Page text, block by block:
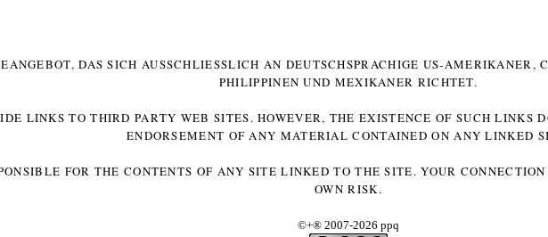
DAS SICH AUSSCHLIESSLICH AN DEUTSCHSPRACHIGE US-AMERIKANER,
HILIPPINEN UND MEXIKANER RICHTET.
LINKS TO THIRD PARTY WEB SITES. HOWEVER, THE EXISTENCE OF SUCH LINKS
ENDORSEMENT OF ANY MATERIAL CONTAINED ON ANY LINKED
FOR THE CONTENTS OF ANY SITE LINKED TO THE SITE. YOUR
OWN RISK.
©+® 2007-2026 ppq